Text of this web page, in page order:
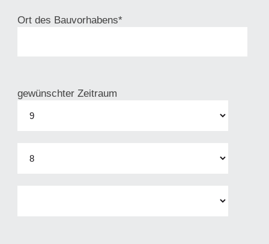
Ort des Bauvorhabens*
gewünschter Zeitraum